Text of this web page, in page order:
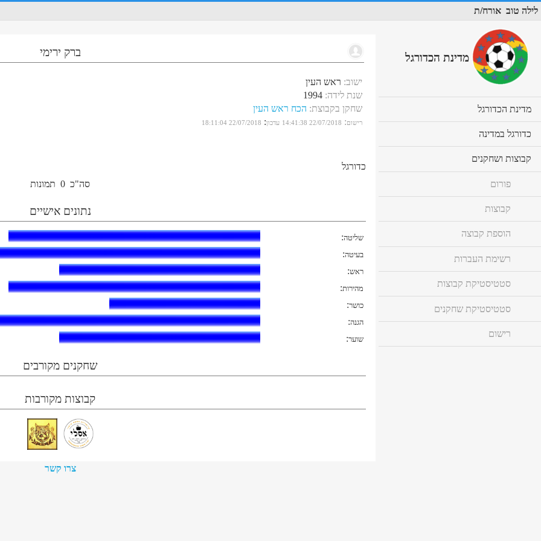
לילה טוב אורח/ת
ברק ירימי
ישוב: ראש העין
שנת לידה:
1994
שחקן בקבוצת: הכח ראש העין
רישום:
22/07/2018 14:41:38 עדכון:
22/07/2018 18:11:04
כדורגל
סה"כ 0 תמונות
נתונים אישיים
שליטה:
בעיטה:
ראש:
מהירות:
כושר:
הגנה:
שוער:
שחקנים מקורבים
קבוצות מקורבות
צרו קשר
מדינת הכדורגל
מדינת הכדורגל
to
כדורגל במדינה
to
קבוצות ושחקנים
to
פורום
קבוצות
הוספת קבוצה
רשימת העברות
סטטיסטיקת קבוצות
סטטיסטיקת שחקנים
רישום